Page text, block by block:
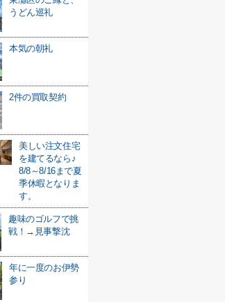
うどん巡礼
本気の朝礼
2件の買取契約
美しい注文住宅
を建てるなら♪
8/8～8/16まで夏
季休暇となりま
す。
趣味のゴルフで挑
戦！→見事撃沈
年に一度のお伊勢
参り